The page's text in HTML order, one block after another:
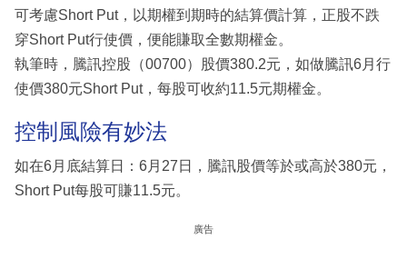
可考慮Short Put，以期權到期時的結算價計算，正股不跌
穿Short Put行使價，便能賺取全數期權金。
執筆時，騰訊控股（00700）股價380.2元，如做騰訊6月行
使價380元Short Put，每股可收約11.5元期權金。
控制風險有妙法
如在6月底結算日：6月27日，騰訊股價等於或高於380元，
Short Put每股可賺11.5元。
廣告